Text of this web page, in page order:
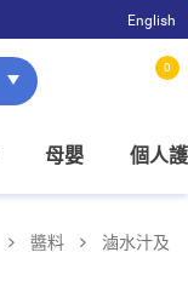
English
0
母嬰 個人
醬料
滷水汁及